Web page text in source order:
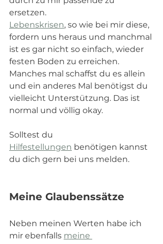
ersetzen.
Lebenskrisen, so wie bei mir diese,
fordern uns heraus und manchmal
ist es gar nicht so einfach, wieder
festen Boden zu erreichen.
Manches mal schaffst du es allein
und ein anderes Mal benötigst du
vielleicht Unterstützung. Das ist
normal und völlig okay.
Solltest du
Hilfestellungen benötigen kannst
du dich gern bei uns melden.
Meine Glaubenssätze
Neben meinen Werten habe ich
mir ebenfalls meine